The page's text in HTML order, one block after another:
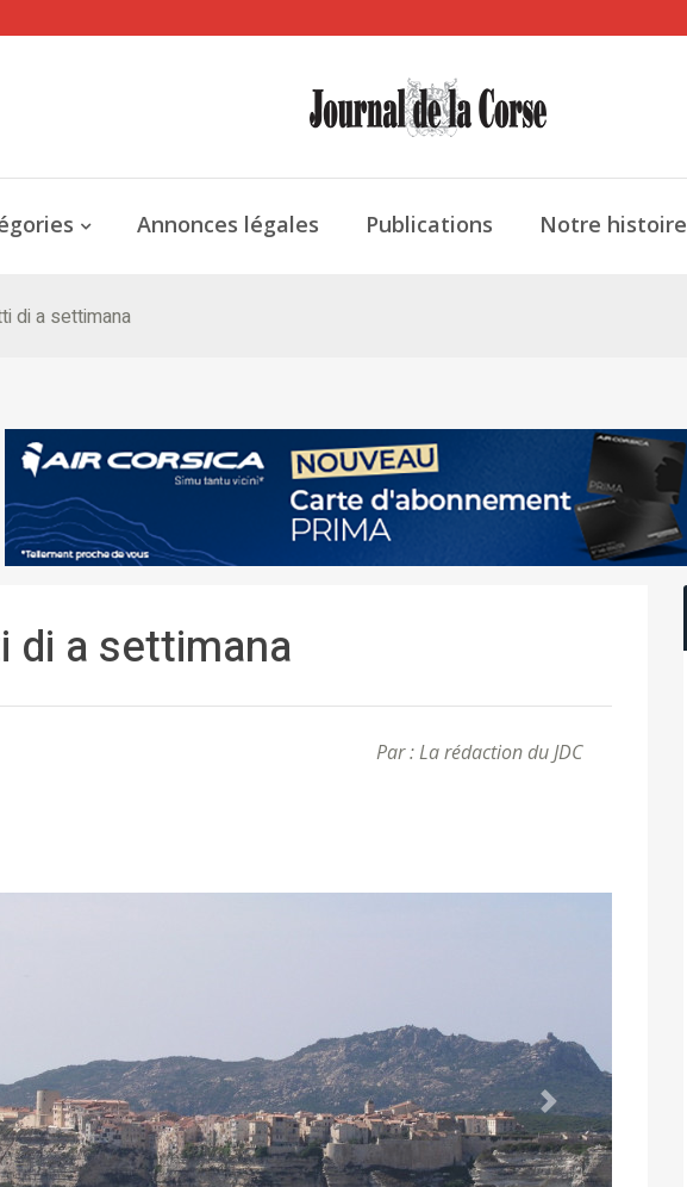
Annonces légales Publications Notre histoire
di a settimana
di a settimana
Par : La rédaction du JDC
Suivant